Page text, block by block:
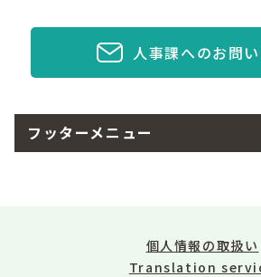
人事課へのお問
フッターメニュー
個人情報の取扱い
Translation